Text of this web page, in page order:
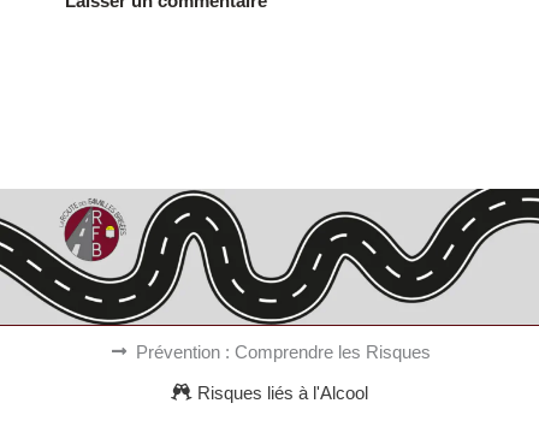
Prévention : Comprendre les Risques
Risques liés à l'Alcool